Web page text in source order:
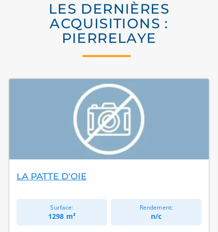
LES DERNIÈRES
ACQUISITIONS :
PIERRELAYE
LA PATTE D'OIE
Surface:
1298 m²
Rendement:
n/c